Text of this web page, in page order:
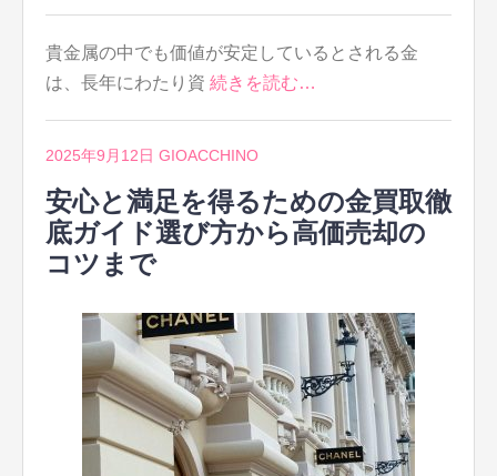
貴金属の中でも価値が安定しているとされる金
は、長年にわたり資 続きを読む…
2025年9月12日 GIOACCHINO
安心と満足を得るための金買取徹
底ガイド選び方から高価売却の
コツまで